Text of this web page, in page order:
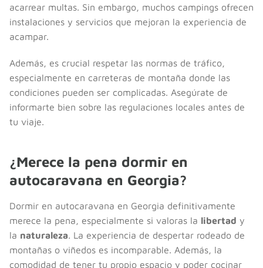
acarrear multas. Sin embargo, muchos campings ofrecen
instalaciones y servicios que mejoran la experiencia de
acampar.
Además, es crucial respetar las normas de tráfico,
especialmente en carreteras de montaña donde las
condiciones pueden ser complicadas. Asegúrate de
informarte bien sobre las regulaciones locales antes de
tu viaje.
¿Merece la pena dormir en
autocaravana en Georgia?
Dormir en autocaravana en Georgia definitivamente
merece la pena, especialmente si valoras la libertad y
la naturaleza. La experiencia de despertar rodeado de
montañas o viñedos es incomparable. Además, la
comodidad de tener tu propio espacio y poder cocinar